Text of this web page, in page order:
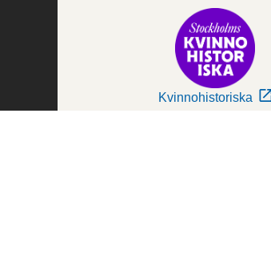
Kvinnohistoriska